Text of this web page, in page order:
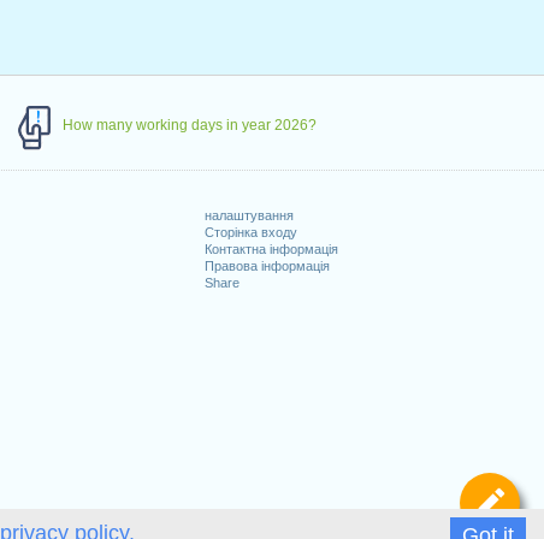
privacy policy.
How many working days in year 2026?
налаштування
Сторінка входу
Контактна інформація
Правова інформація
Share